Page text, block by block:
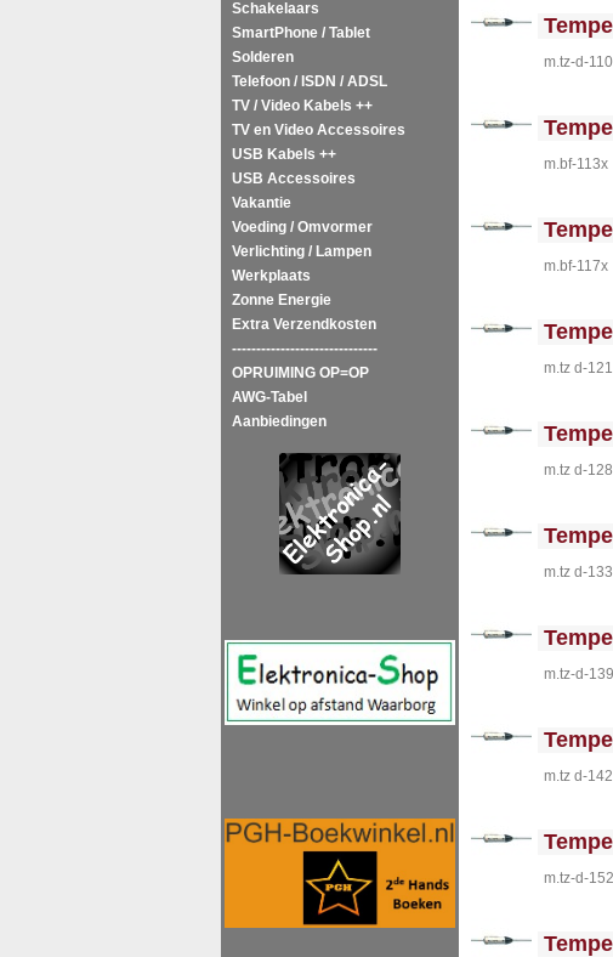
Schakelaars
SmartPhone / Tablet
Solderen
Telefoon / ISDN / ADSL
TV / Video Kabels ++
TV en Video Accessoires
USB Kabels ++
USB Accessoires
Vakantie
Voeding / Omvormer
Verlichting / Lampen
Werkplaats
Zonne Energie
Extra Verzendkosten
------------------------------
OPRUIMING OP=OP
AWG-Tabel
Aanbiedingen
<!-- MakeFullWidth0 --><!-- MakeFullWidth1 --
m.tz-d-110
<!-- MakeFullWidth0 --><!-- MakeFullWidth1 --
m.bf-113x
<!-- MakeFullWidth0 --><!-- MakeFullWidth1 --
m.bf-117x
<!-- MakeFullWidth0 --><!-- MakeFullWidth1 --
m.tz d-121
<!-- MakeFullWidth0 --><!-- MakeFullWidth1 --
m.tz d-128
<!-- MakeFullWidth0 --><!-- MakeFullWidth1 --
m.tz d-133
<!-- MakeFullWidth0 --><!-- MakeFullWidth1 --
m.tz-d-139
<!-- MakeFullWidth0 --><!-- MakeFullWidth1 --
m.tz d-142
<!-- MakeFullWidth0 --><!-- MakeFullWidth1 --
m.tz-d-152
<!-- MakeFullWidth0 --><!-- MakeFullWidth1 --